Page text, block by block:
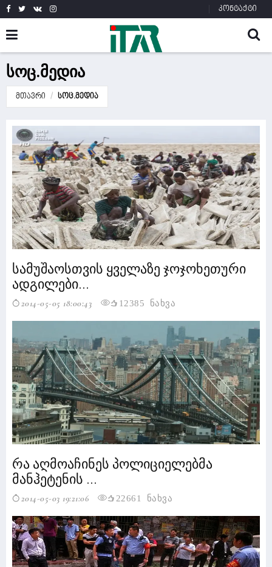
კონტაქტი
სოც.მედია
მთავრი სოც.მედია
სამუშაოსთვის ყველაზე ჯოჯოხეთური
ადგილები...
2014-05-05 18:00:43 12385 ნახვა
რა აღმოაჩინეს პოლიციელებმა
მანჰეტენის ...
2014-05-03 19:21:06 22661 ნახვა